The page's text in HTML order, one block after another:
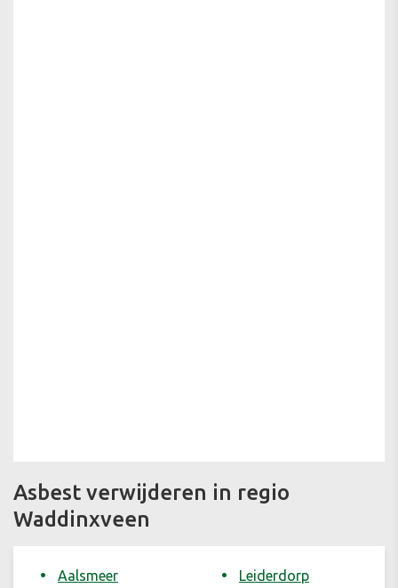
Asbest verwijderen in regio
Waddinxveen
Aalsmeer
Leiderdorp